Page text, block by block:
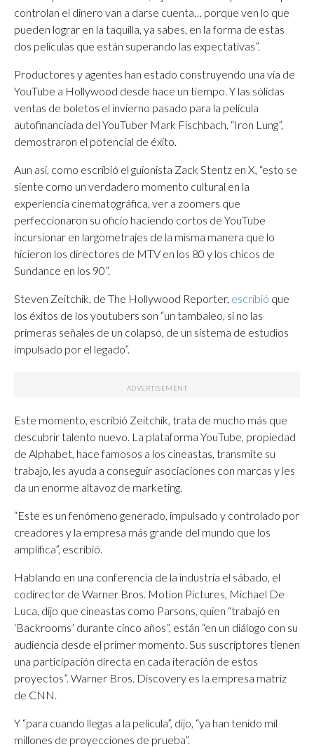
controlan el dinero van a darse cuenta… porque ven lo que
pueden lograr en la taquilla, ya sabes, en la forma de estas
dos películas que están superando las expectativas”.
Productores y agentes han estado construyendo una vía de
YouTube a Hollywood desde hace un tiempo. Y las sólidas
ventas de boletos el invierno pasado para la película
autofinanciada del YouTuber Mark Fischbach, “Iron Lung”,
demostraron el potencial de éxito.
Aun así, como escribió el guionista Zack Stentz en X, “esto se
siente como un verdadero momento cultural en la
experiencia cinematográfica, ver a zoomers que
perfeccionaron su oficio haciendo cortos de YouTube
incursionar en largometrajes de la misma manera que lo
hicieron los directores de MTV en los 80 y los chicos de
Sundance en los 90”.
Steven Zeitchik, de The Hollywood Reporter, escribió que
los éxitos de los youtubers son “un tambaleo, si no las
primeras señales de un colapso, de un sistema de estudios
impulsado por el legado”.
Este momento, escribió Zeitchik, trata de mucho más que
descubrir talento nuevo. La plataforma YouTube, propiedad
de Alphabet, hace famosos a los cineastas, transmite su
trabajo, les ayuda a conseguir asociaciones con marcas y les
da un enorme altavoz de marketing.
“Este es un fenómeno generado, impulsado y controlado por
creadores y la empresa más grande del mundo que los
amplifica”, escribió.
Hablando en una conferencia de la industria el sábado, el
codirector de Warner Bros. Motion Pictures, Michael De
Luca, dijo que cineastas como Parsons, quien “trabajó en
‘Backrooms’ durante cinco años”, están “en un diálogo con su
audiencia desde el primer momento. Sus suscriptores tienen
una participación directa en cada iteración de estos
proyectos”. Warner Bros. Discovery es la empresa matriz
de CNN.
Y “para cuando llegas a la película”, dijo, “ya han tenido mil
millones de proyecciones de prueba”.